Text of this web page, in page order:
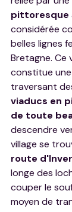
pittoresque
considérée
belles lignes
Bretagne. Ce
constitue
traversant
viaducs en
de toute
descendre
village se
route
longe des
couper le
moyen de